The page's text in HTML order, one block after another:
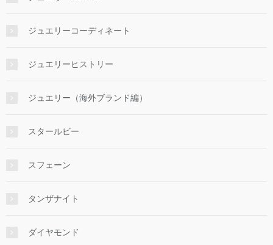
ジュエリーコーディネート
ジュエリーヒストリー
ジュエリー（海外ブランド編）
スタールビー
スフェーン
タンザナイト
ダイヤモンド